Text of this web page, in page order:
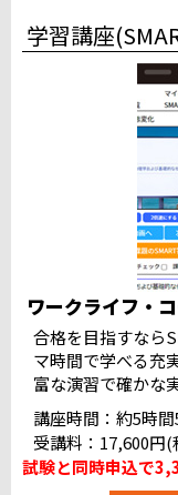
iSERVE八重洲日
iSERVE池袋東口
赤羽駅東口テス
新宿駅前テスト
立川柴崎町テス
桜木町テストセ
品川駅高輪口テ
ホームコンじゅ
パソコン教室ダ
JESパソコンス
ピュアパソコン
岐阜駅前テスト
＠りこ浜松テスト
名古屋国際セン
富山テストセン
L&Lコンピュー
学習講座
ワークライフ・
合格を目指すなら
マ時間で学べる充
富な演習で確かな
講座時間：約5時
受講料：17,600円(
試験と同時申込で